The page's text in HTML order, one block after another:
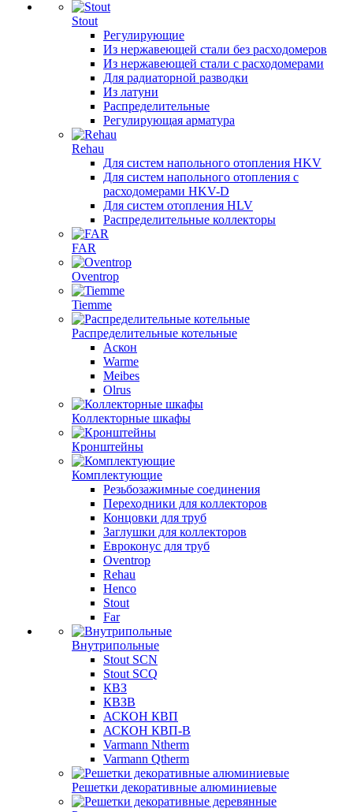
Stout
Регулирующие
Из нержавеющей стали без расходомеров
Из нержавеющей стали с расходомерами
Для радиаторной разводки
Из латуни
Распределительные
Регулирующая арматура
Rehau
Для систем напольного отопления HKV
Для систем напольного отопления с
расходомерами HKV-D
Для систем отопления HLV
Распределительные коллекторы
FAR
Oventrop
Tiemme
Распределительные котельные
Аскон
Warme
Meibes
Olrus
Коллекторные шкафы
Кронштейны
Комплектующие
Резьбозажимные соединения
Переходники для коллекторов
Концовки для труб
Заглушки для коллекторов
Евроконус для труб
Oventrop
Rehau
Henco
Stout
Far
Внутрипольные
Stout SCN
Stout SCQ
КВЗ
КВЗВ
АСКОН КВП
АСКОН КВП-В
Varmann Ntherm
Varmann Qtherm
Решетки декоративные алюминиевые